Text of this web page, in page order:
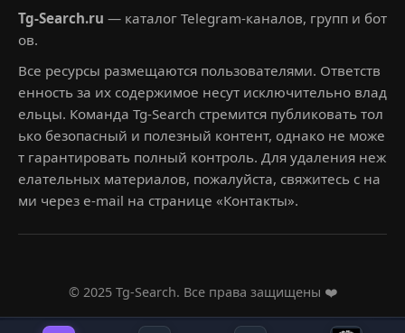
Tg-Search.ru — каталог Telegram-каналов, групп и бот
ов.
Все ресурсы размещаются пользователями. Ответств
енность за их содержимое несут исключительно влад
ельцы. Команда Tg-Search стремится публиковать тол
ько безопасный и полезный контент, однако не може
т гарантировать полный контроль. Для удаления неж
елательных материалов, пожалуйста, свяжитесь с на
ми через e-mail на странице «Контакты».
© 2025 Tg-Search. Все права защищены ❤️